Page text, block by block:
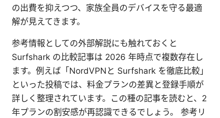
の出費を抑えつつ、家族全員のデバイスを守る最適
解が見えてきます。
参考情報としての外部解説にも触れておくと
Surfshark の比較記事は 2026 年時点で複数存在し
ます。例えば「NordVPNと Surfshark を徹底比較」
といった投稿では、料金プランの差異と登録手順が
詳しく整理されています。この種の記事を読むと、2
年プランの割安感が再認識できるでしょう。 参考リ